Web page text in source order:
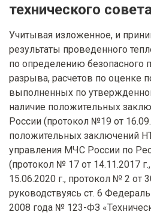
технического
Учитывая изложенное, и
результаты проведенного
по определению безопасного
разрыва, расчетов по оценке
выполненных по
наличие положительных
России (протокол №19 от
положительных заключений
управления МЧС России по
(протокол № 17 от 14.11.2017
15.06.2020 г., протокол № 2 от
руководствуясь ст. 6
2008 года № 123-ФЗ